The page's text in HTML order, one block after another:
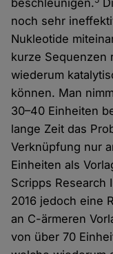
beschleunigen.
noch sehr
Nukleotide
kurze Sequenzen
wiederum
können. Man
30–40 Einheiten
lange Zeit das
Verknüpfung nur
Einheiten als
Scripps Research
2016 jedoch eine
an C-ärmeren
von über 70